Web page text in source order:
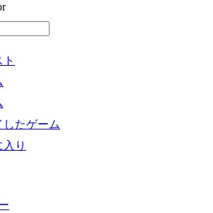
たゲーム
り